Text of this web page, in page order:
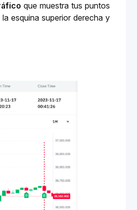
que muestra tus puntos
esquina superior derecha y